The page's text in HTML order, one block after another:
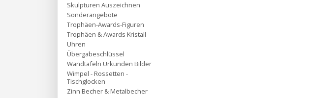
Skulpturen Auszeichnen
Sonderangebote
Trophäen-Awards-Figuren
Trophäen & Awards Kristall
Uhren
Übergabeschlüssel
Wandtafeln Urkunden Bilder
Wimpel - Rossetten -
Tischglocken
Zinn Becher & Metalbecher